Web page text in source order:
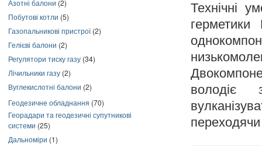
Азотні балони (2)
Побутові котли (5)
Газопальникові пристрої(2)
Гелієві балони (2)
Регулятори тиску газу (34)
Лічильники газу (2)
Вуглекислотні балони (2)
Геодезичне обладнання (70)
Георадари та геодезичні супутникові
системи (25)
Дальноміри (1)
Технічні
володіє